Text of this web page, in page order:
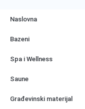
Naslovna
Bazeni
Spa i Wellness
Saune
Građevinski materijal